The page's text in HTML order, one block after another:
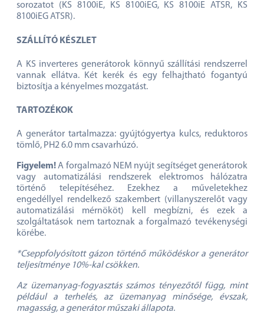
sorozatot (KS 8100iE, KS 8100iEG, KS 8100iE ATSR, KS
8100iEG ATSR).
SZÁLLÍTÓ KÉSZLET
A KS inverteres generátorok könnyű szállítási rendszerrel
vannak ellátva. Két kerék és egy felhajtható fogantyú
biztosítja a kényelmes mozgatást.
TARTOZÉKOK
A generátor tartalmazza: gyújtógyertya kulcs, reduktoros
tömlő, PH2 6.0 mm csavarhúzó.
Figyelem!A forgalmazó NEM nyújt segítséget generátorok
vagy automatizálási rendszerek elektromos hálózatra
történő telepítéséhez. Ezekhez a műveletekhez
engedéllyel rendelkező szakembert (villanyszerelőt vagy
automatizálási mérnököt) kell megbízni, és ezek a
szolgáltatások nem tartoznak a forgalmazó tevékenységi
körébe.
*Cseppfolyósított gázon történő működéskor a generátor
teljesítménye 10%-kal csökken.
Az üzemanyag-fogyasztás számos tényezőtől függ, mint
például a terhelés, az üzemanyag minősége, évszak,
magasság, a generátor műszaki állapota.